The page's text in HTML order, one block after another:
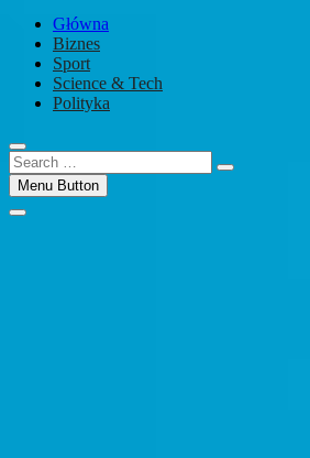
Główna
Biznes
Sport
Science & Tech
Polityka
Search
…Menu Button